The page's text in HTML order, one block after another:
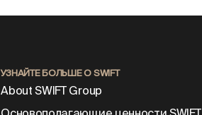
УЗНАЙТЕ БОЛЬШЕ О SWIFT
About SWIFT Group